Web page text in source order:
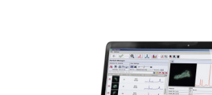
お問い合わせ